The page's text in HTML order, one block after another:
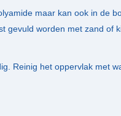
maar kan ook in de
gevuld worden met zand of
Reinig het oppervlak met